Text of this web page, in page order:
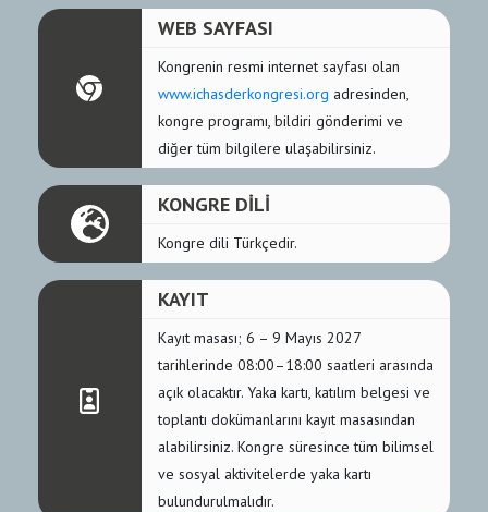
WEB SAYFASI
Kongrenin resmi internet sayfası olan
www.ichasderkongresi.org adresinden,
kongre programı, bildiri gönderimi ve
diğer tüm bilgilere ulaşabilirsiniz.
KONGRE DİLİ
Kongre dili Türkçedir.
KAYIT
Kayıt masası; 6 – 9 Mayıs 2027
tarihlerinde 08:00–18:00 saatleri arasında
açık olacaktır. Yaka kartı, katılım belgesi ve
toplantı dokümanlarını kayıt masasından
alabilirsiniz. Kongre süresince tüm bilimsel
ve sosyal aktivitelerde yaka kartı
bulundurulmalıdır.